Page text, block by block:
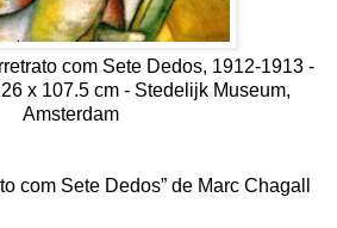
com Sete Dedos, 1912-1913 -
x 107.5 cm - Stedelijk Museum,
Amsterdam
com Sete Dedos” de Marc Chagall